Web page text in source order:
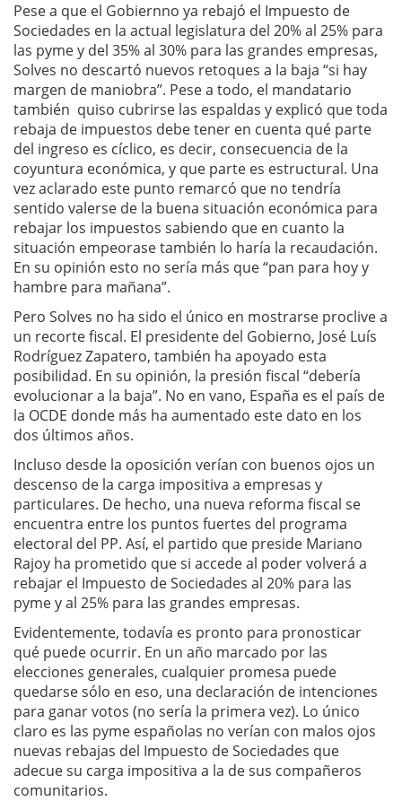
Pese a que el Gobiernno ya rebajó el Impuesto de
Sociedades en la actual legislatura del 20% al 25% para
las pyme y del 35% al 30% para las grandes empresas,
Solves no descartó nuevos retoques a la baja “si hay
margen de maniobra”. Pese a todo, el mandatario
también quiso cubrirse las espaldas y explicó que toda
rebaja de impuestos debe tener en cuenta qué parte
del ingreso es cíclico, es decir, consecuencia de la
coyuntura económica, y que parte es estructural. Una
vez aclarado este punto remarcó que no tendría
sentido valerse de la buena situación económica para
rebajar los impuestos sabiendo que en cuanto la
situación empeorase también lo haría la recaudación.
En su opinión esto no sería más que “pan para hoy y
hambre para mañana”.
Pero Solves no ha sido el único en mostrarse proclive a
un recorte fiscal. El presidente del Gobierno, José Luís
Rodríguez Zapatero, también ha apoyado esta
posibilidad. En su opinión, la presión fiscal “debería
evolucionar a la baja”. No en vano, España es el país de
la OCDE donde más ha aumentado este dato en los
dos últimos años.
Incluso desde la oposición verían con buenos ojos un
descenso de la carga impositiva a empresas y
particulares. De hecho, una nueva reforma fiscal se
encuentra entre los puntos fuertes del programa
electoral del PP. Así, el partido que preside Mariano
Rajoy ha prometido que si accede al poder volverá a
rebajar el Impuesto de Sociedades al 20% para las
pyme y al 25% para las grandes empresas.
Evidentemente, todavía es pronto para pronosticar
qué puede ocurrir. En un año marcado por las
elecciones generales, cualquier promesa puede
quedarse sólo en eso, una declaración de intenciones
para ganar votos (no sería la primera vez). Lo único
claro es las pyme españolas no verían con malos ojos
nuevas rebajas del Impuesto de Sociedades que
adecue su carga impositiva a la de sus compañeros
comunitarios.